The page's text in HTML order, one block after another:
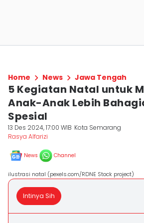
Home News Jawa Tengah
5 Kegiatan Natal untuk
Anak-Anak Lebih
Spesial
13 Des 2024, 17:00 WIB Kota Semarang
Rasya Alfarizi
News Channel
ilustrasi natal (pexels.com/RDNE Stock project)
Intinya Sih